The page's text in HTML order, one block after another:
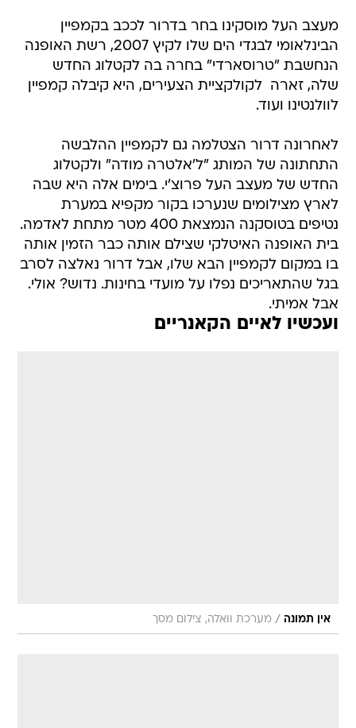
מעצב העל מוסקינו בחר בדרור לככב בקמפיין
הבינלאומי לבגדי הים שלו לקיץ 2007, רשת האופנה
הנחשבת "טרוסארדי" בחרה בה לקטלוג החדש
שלה, זארה  לקולקציית הצעירים, היא קיבלה קמפיין
לוולנטינו ועוד.
לאחרונה דרור הצטלמה גם לקמפיין ההלבשה
התחתונה של המותג "ל'אלטרה מודה" ולקטלוג
החדש של מעצב העל פרוצ'י. בימים אלה היא שבה
לארץ מצילומים שנערכו בקור מקפיא במערת
נטיפים בטוסקנה הנמצאת 400 מטר מתחת לאדמה.
בית האופנה האיטלקי שצילם אותה כבר הזמין אותה
בו במקום לקמפיין הבא שלו, אבל דרור נאלצה לסרב
בגל שהתאריכים נפלו על מועדי בחינות. נדוש? אולי.
אבל אמיתי.
ועכשיו לאיים הקאנריים
אין תמונה / מערכת וואלה, צילום מסך